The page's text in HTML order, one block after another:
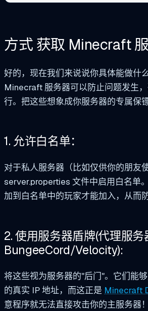
方式 获取 Minecraft
好的，现在我们来说说你具体能做什
Minecraft 服务器可以防止问题发生
行。把这些想象成你服务器的专属保
1. 允许白名单：
对于私人服务器（比如仅供你的朋友
server.properties 文件中启用白名单
加到白名单中的玩家才能加入，从而
2. 使用服务器盾牌(代理服务
BungeeCord/Velocity):
将这些视为服务器的"后门"。它们能
的真实 IP 地址，而这正是 Minecraft
意程序就无法直接攻击你的主服务器！